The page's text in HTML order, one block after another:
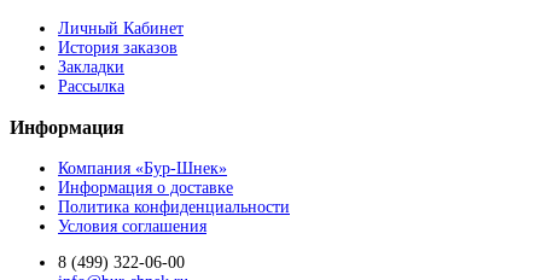
Личный Кабинет
История заказов
Закладки
Рассылка
Информация
Компания «Бур-Шнек»
Информация о доставке
Политика конфиденциальности
Условия соглашения
8 (499) 322-06-00